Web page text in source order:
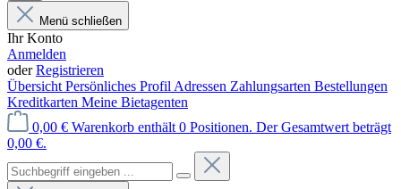
Menü schließen
Ihr Konto
Anmelden
oderRegistrieren
Übersicht Persönliches Profil Adressen Zahlungsarten Bestellungen
Kreditkarten Meine Bietagenten
0,00 € Warenkorb enthält 0 Positionen. Der Gesamtwert beträgt
0,00 €.